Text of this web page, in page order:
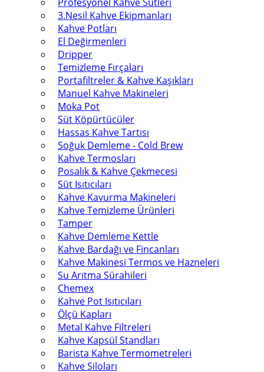
3.Nesil Kahve Ekipmanları
Kahve Potları
El Değirmenleri
Dripper
Temizleme Fırçaları
Portafiltreler & Kahve Kaşıkları
Manuel Kahve Makineleri
Moka Pot
Süt Köpürtücüler
Hassas Kahve Tartısı
Soğuk Demleme - Cold Brew
Kahve Termosları
Posalık & Kahve Çekmecesi
Süt Isıtıcıları
Kahve Kavurma Makineleri
Kahve Temizleme Ürünleri
Tamper
Kahve Demleme Kettle
Kahve Bardağı ve Fincanları
Kahve Makinesi Termos ve Hazneleri
Su Arıtma Sürahileri
Chemex
Kahve Pot Isıtıcıları
Ölçü Kapları
Metal Kahve Filtreleri
Kahve Kapsül Standları
Barista Kahve Termometreleri
Kahve Siloları